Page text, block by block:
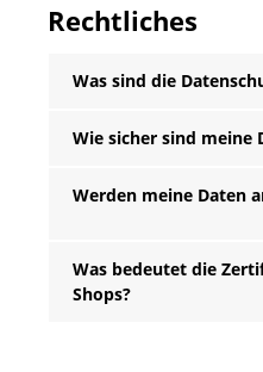
Rechtliches
Was sind die
Wie sicher sind meine
Werden meine Daten
Was bedeutet die
Shops?